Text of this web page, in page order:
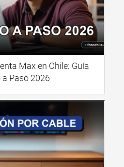
Max en Chile: Guía
a Paso 2026